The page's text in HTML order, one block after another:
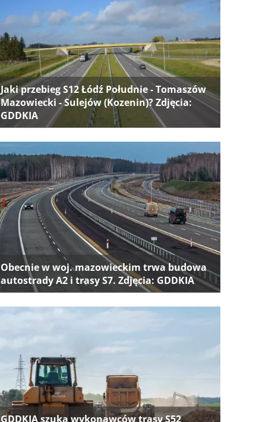
Jaki przebieg S12 Łódź Południe - Tomaszów
Mazowiecki - Sulejów (Kozenin)? Zdjęcia:
GDDKIA
Obecnie w woj. mazowieckim trwa budowa
autostrady A2 i trasy S7. Zdjęcia: GDDKIA
GDDKIA szuka wykonawców trasy S52